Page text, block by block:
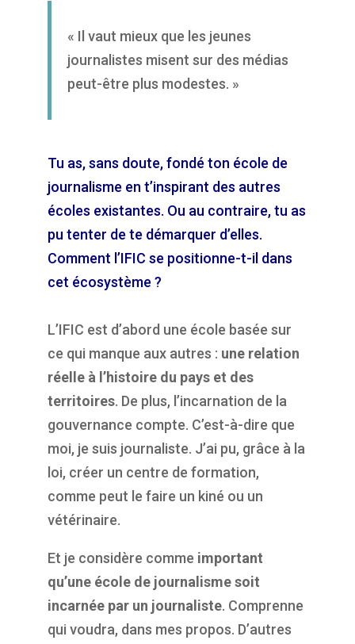
« Il vaut mieux que les jeunes
journalistes misent sur des médias
peut-être plus modestes. »
Tu as, sans doute, fondé ton école de
journalisme en t’inspirant des autres
écoles existantes. Ou au contraire, tu as
pu tenter de te démarquer d’elles.
Comment l’IFIC se positionne-t-il dans
cet écosystème ?
L’IFIC est d’abord une école basée sur
ce qui manque aux autres : une relation
réelle à l’histoire du pays et des
territoires. De plus, l’incarnation de la
gouvernance compte. C’est-à-dire que
moi, je suis journaliste. J’ai pu, grâce à la
loi, créer un centre de formation,
comme peut le faire un kiné ou un
vétérinaire.
Et je considère comme important
qu’une école de journalisme soit
incarnée par un journaliste. Comprenne
qui voudra, dans mes propos. D’autres